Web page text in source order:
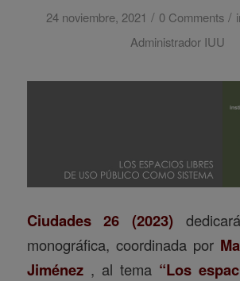
24 noviembre, 2021 / 0 Comments /
Administrador IUU
Ciudades 26 (2023)
monográfica, coordinada por
Jiménez, al tema “Los